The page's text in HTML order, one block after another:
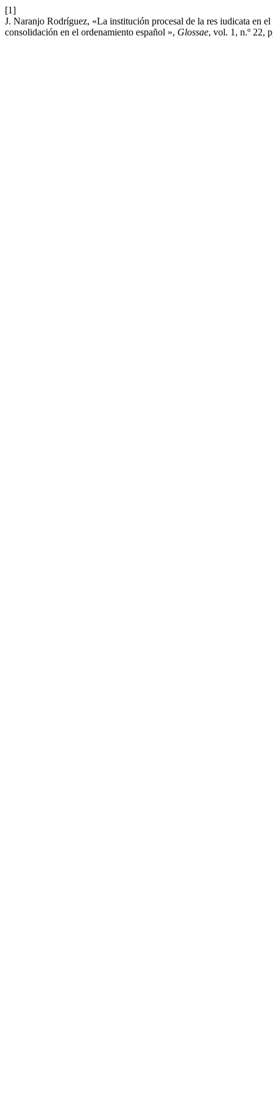
[1]
J. Naranjo Rodríguez, «La institución procesal de la res iudicata en
consolidación en el ordenamiento español », Glossae, vol. 1, n.º 22,